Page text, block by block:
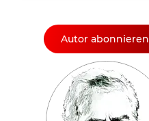
Autor abonnieren